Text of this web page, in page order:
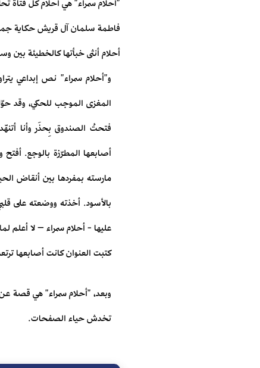
فاطمة سلمان آل قريش حكاية
أحلام أنثى خبأتها كالخطيئة بين
و"أحلام سمراء" نص إبداعي
المغزى الموجب للحكي، وقد
فتحتُ الصندوق بِحذَر وأنا
أصابعها المطرّزة بالوجع.
مارسته بمفردها بين أنقاض
بالأسود. أخذته ووضعته على
عليها - أحلام سمراء – لا أعلم
كتبت العنوان كانت أصابعها
وبعد، "أحلام سمراء" هي قصة
تخدش حياء الصفحات.